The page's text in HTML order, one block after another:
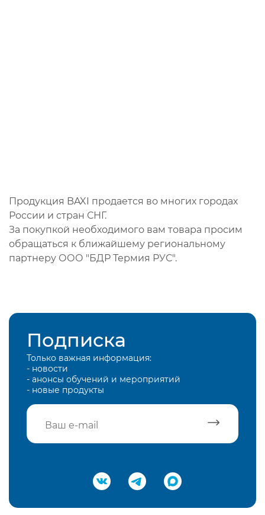
Продукция BAXI продается во многих городах
России и стран СНГ.
За покупкой необходимого вам товара просим
обращаться к ближайшему региональному
партнеру ООО "БДР Термия РУС".
Подписка
Только важная информация:
- новости
- анонсы обучений и мероприятий
- новые продукты
Подтвердить e-mail